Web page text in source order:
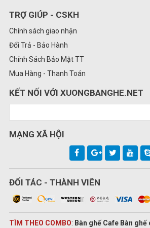
TRỢ GIÚP - CSKH
Chính sách giao nhận
Đổi Trả - Bảo Hành
Chính Sách Bảo Mật TT
Mua Hàng - Thanh Toán
KẾT NỐI VỚI XUONGBANGHE.NET
MẠNG XÃ HỘI
ĐỐI TÁC - THÀNH VIÊN
TÌM THEO COMBO: Bàn ghế Cafe Bàn